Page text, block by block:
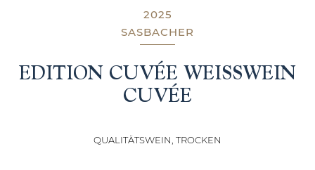
2025
SASBACHER
EDITION CUVÉE WEISSWEIN
CUVÉE
QUALITÄTSWEIN, TROCKEN